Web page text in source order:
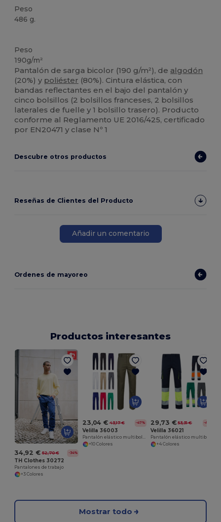
Peso
486 g.
Peso
190g/m²
Pantalón de sarga bicolor (190 g/m²), de algodón
(20%) y poliéster (80%). Cintura elástica, con
bandas reflectantes en el bajo del pantalón y
cinco bolsillos (2 bolsillos franceses, 2 bolsillos
laterales de fuelle y 1 bolsillo trasero). Producto
conforme al Reglamento UE 2016/425, certificado
por EN20471 y clase Nº 1
Descubre otros productos
Reseñas de Clientes del Producto
Añadir un comentario
Ordenes de mayoreo
Productos interesantes
34,92 € 52,70 € -34%
TH Clothes 30272
Pantalones de trabajo
+3 Colores
23,04 € 43,17 € -47%
Velilla 36003
+10 Colores
29,73 € 53,31 € -44%
Velilla 36021
+4 Colores
Mostrar todo